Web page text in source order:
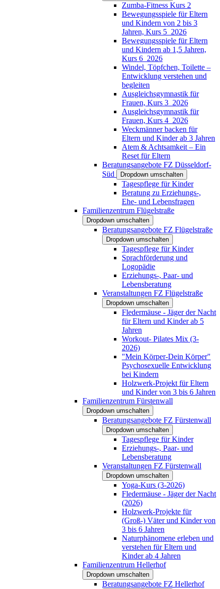
Zumba-Fitness Kurs 2
Bewegungsspiele für Eltern
und Kindern von 2 bis 3
Jahren, Kurs 5_2026
Bewegungsspiele für Eltern
und Kindern ab 1,5 Jahren,
Kurs 6_2026
Windel, Töpfchen, Toilette –
Entwicklung verstehen und
begleiten
Ausgleichsgymnastik für
Frauen, Kurs 3_2026
Ausgleichsgymnastik für
Frauen, Kurs 4_2026
Weckmänner backen für
Eltern und Kinder ab 3 Jahren
Atem & Achtsamkeit – Ein
Reset für Eltern
Beratungsangebote FZ Düsseldorf-
Süd
Dropdown umschalten
Tagespflege für Kinder
Beratung zu Erziehungs-,
Ehe- und Lebensfragen
Familienzentrum Flügelstraße
Dropdown umschalten
Beratungsangebote FZ Flügelstraße
Dropdown umschalten
Tagespflege für Kinder
Sprachförderung und
Logopädie
Erziehungs-, Paar- und
Lebensberatung
Veranstaltungen FZ Flügelstraße
Dropdown umschalten
Fledermäuse - Jäger der Nacht
für Eltern und Kinder ab 5
Jahren
Workout- Pilates Mix (3-
2026)
"Mein Körper-Dein Körper"
Psychosexuelle Entwicklung
bei Kindern
Holzwerk-Projekt für Eltern
und Kinder von 3 bis 6 Jahren
Familienzentrum Fürstenwall
Dropdown umschalten
Beratungsangebote FZ Fürstenwall
Dropdown umschalten
Tagespflege für Kinder
Erziehungs-, Paar- und
Lebensberatung
Veranstaltungen FZ Fürstenwall
Dropdown umschalten
Yoga-Kurs (3-2026)
Fledermäuse - Jäger der Nacht
(2026)
Holzwerk-Projekte für
(Groß-) Väter und Kinder von
3 bis 6 Jahren
Naturphänomene erleben und
verstehen für Eltern und
Kinder ab 4 Jahren
Familienzentrum Hellerhof
Dropdown umschalten
Beratungsangebote FZ Hellerhof